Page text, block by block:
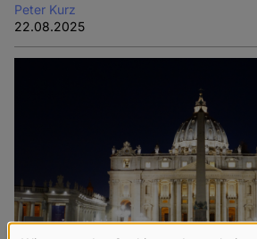
Peter Kurz
22.08.2025